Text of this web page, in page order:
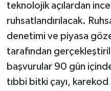
teknolojik açılardan
ruhsatlandırılacak.
denetimi ve piyasa
tarafından
başvurular 90 gün
tıbbi bitki çayı,